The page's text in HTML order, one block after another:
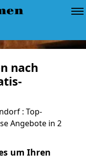
nach
: Top-
Angebote in 2
um Ihren